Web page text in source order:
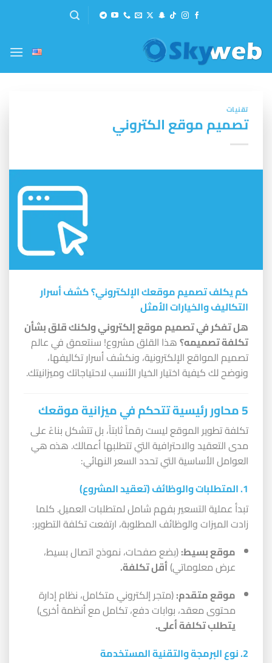
تقنيات
تصميم موقع الكتروني
كم يكلف تصميم موقعك الإلكتروني؟ كشف أسرار
التكاليف والخيارات الأمثل
هل تفكر في تصميم موقع إلكتروني ولكنك قلق بشأن
تكلفة تصميمه؟هذا القلق مشروع! سنتعمق في عالم
تصميم المواقع الإلكترونية، ونكشف أسرار تكاليفها،
ونوضح لك كيفية اختيار الخيار الأنسب لاحتياجاتك وميزانيتك.
5 محاور رئيسية تتحكم في ميزانية موقعك
تكلفة تطوير الموقع ليست رقماً ثابتاً، بل تتشكل بناءً على
مدى التعقيد والاحترافية التي تتطلبها أعمالك. هذه هي
العوامل الأساسية التي تحدد السعر النهائي:
1. المتطلبات والوظائف (تعقيد المشروع)
تبدأ عملية التسعير بفهم شامل لمتطلبات العميل. كلما
زادت الميزات والوظائف المطلوبة، ارتفعت تكلفة التطوير:
موقع بسيط:(بضع صفحات، نموذج اتصال بسيط،
عرض معلوماتي)أقل تكلفة.
موقع متقدم:(متجر إلكتروني متكامل، نظام إدارة
محتوى معقد، بوابات دفع، تكامل مع أنظمة أخرى)
يتطلب تكلفة أعلى.
2. نوع البرمجة والتقنية المستخدمة